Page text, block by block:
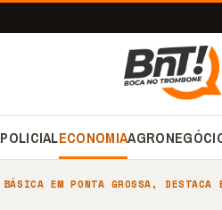
POLICIALECONOMIA
EM PONTA GROSSA, DESTACA